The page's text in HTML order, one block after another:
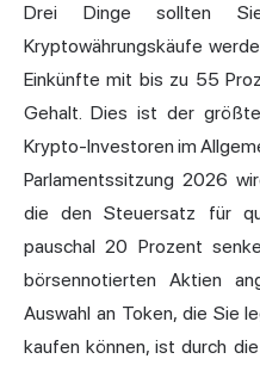
Drei Dinge sollten
Kryptowährungskäufe
Einkünfte mit bis zu 55
Gehalt. Dies ist der
Krypto-Investoren im
Parlamentssitzung 2026
die den Steuersatz für
pauschal 20 Prozent
börsennotierten Aktien
Auswahl an Token, die Sie
kaufen können, ist durch